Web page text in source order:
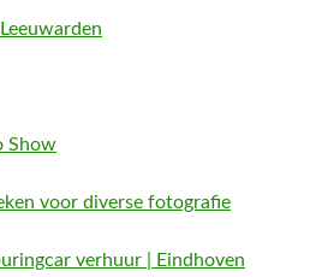
Show
voor diverse fotografie
verhuur | Eindhoven